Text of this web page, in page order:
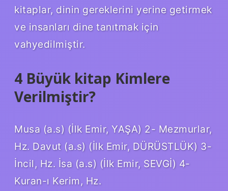
kitaplar, dinin gereklerini yerine getirmek
ve insanları dine tanıtmak için
vahyedilmiştir.
4 Büyük kitap Kimlere
Verilmiştir?
Musa (a.s) (İlk Emir, YAŞA) 2- Mezmurlar,
Hz. Davut (a.s) (İlk Emir, DÜRÜSTLÜK) 3-
İncil, Hz. İsa (a.s) (İlk Emir, SEVGİ) 4-
Kuran-ı Kerim, Hz.